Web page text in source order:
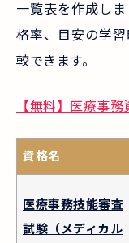
一覧表を作成し
格率、目安の学
較できます。
【無料】医療事
資格名
医療事務技能審査
試験（メディカル